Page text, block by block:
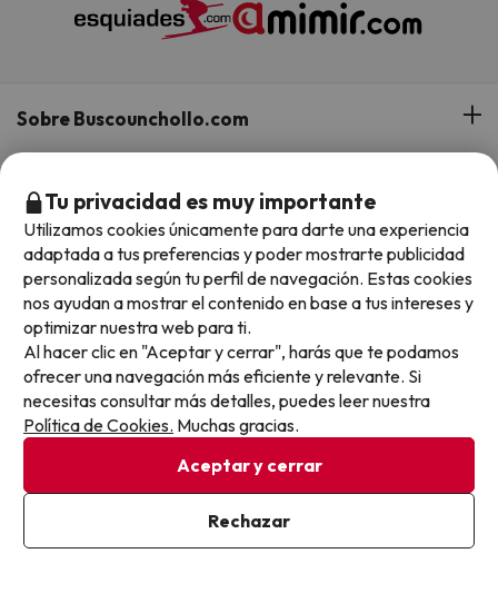
Sobre Buscounchollo.com
Tarjeta Regalo
Buscounchollo en los medios
Blog
Web Corporativa
Proveedores
Opiniones de nuestros clientes
Top destinos
Hoteles Andalucía
Hoteles Andorra
Hoteles Cataluña
Hoteles Portugal
Hoteles Valencia
Hoteles Galicia
Top viajes destacados
Viajes con Niños
Viajes de Ciudad
Viajes de Novios
Chollos en la playa
Top fechas destacadas
Verano
Puente de Agosto
Vacaciones en Agosto
Vacaciones en Septiembre
Info y ayuda
Descarga GRATIS nuestra app
Más de 3 MILLONES de descargas y una valoración de 4,7/5.
Tu privacidad es muy importante
Utilizamos cookies únicamente para darte una experiencia
adaptada a tus preferencias y poder mostrarte publicidad
personalizada según tu perfil de navegación. Estas cookies
nos ayudan a mostrar el contenido en base a tus intereses y
optimizar nuestra web para ti.
Al hacer clic en "Aceptar y cerrar", harás que te podamos
ofrecer una navegación más eficiente y relevante. Si
necesitas consultar más detalles, puedes leer nuestra
Política de Cookies. Muchas gracias.
Aceptar y cerrar
Rechazar